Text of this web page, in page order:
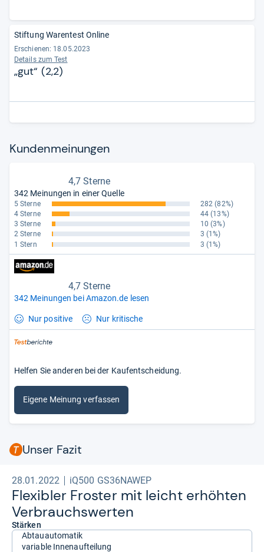
Stiftung Warentest Online
Erschienen: 18.05.2023
Details zum Test
„gut“ (2,2)
Kun­den­mei­nun­gen
4,7 Sterne
342 Meinungen in einer Quelle
5 Sterne 282 (82%)
4 Sterne
44 (13%)
3 Sterne
10 (3%)
2 Sterne
3 (1%)
1 Stern
3 (1%)
4,7 Sterne
342 Meinungen bei Amazon.de lesen
Nur positive Nur kritische
Helfen Sie anderen bei der Kaufentscheidung.
Eigene Meinung verfassen
Unser Fazit
28.01.2022 iQ500 GS36NAWEP
Fle­xibler Fros­ter mit leicht erhöh­ten
Ver­brauchs­wer­ten
Stärken
Abtauautomatik
variable Innenaufteilung